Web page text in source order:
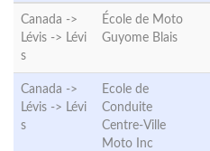
Canada ->
Lévis -> Lévi
s
École de Moto
Guyome Blais
Canada ->
Lévis -> Lévi
s
Ecole de
Conduite
Centre-Ville
Moto Inc